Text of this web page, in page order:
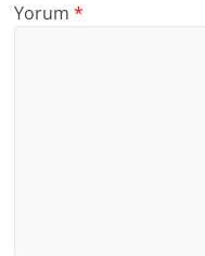
Yorum*